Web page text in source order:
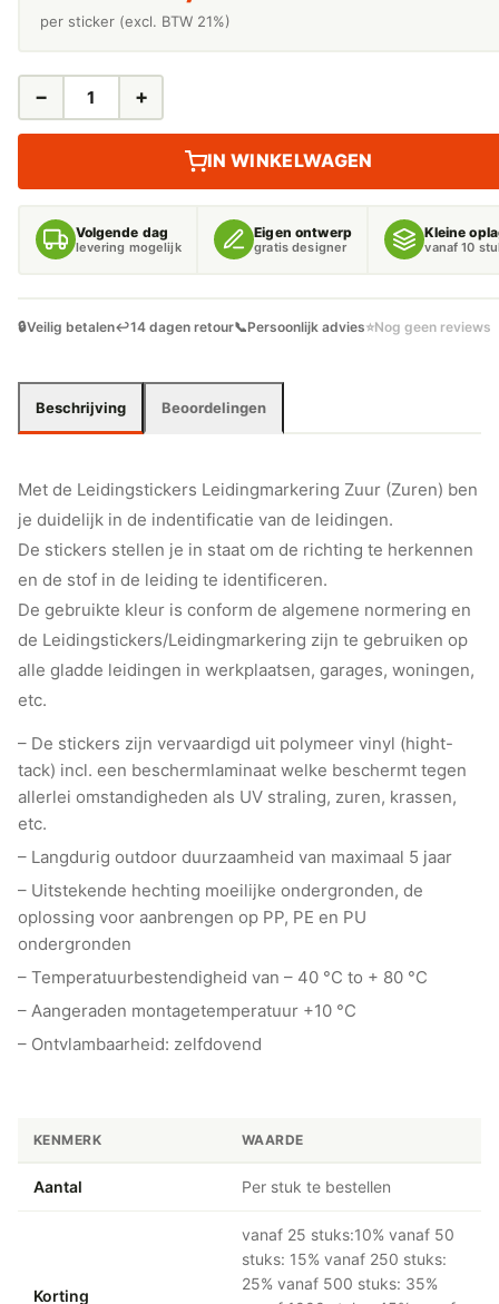
per sticker (excl. BTW 21%)
LEIDINGSTICKERS
− +
IN WINKELWAGEN
Volgende dag
levering mogelijk
Eigen ontwerp
gratis designer
Kleine
vanaf 10
🔒Veilig betalen↩️14 dagen retour📞Persoonlijk advies⭐Nog geen reviews
Beschrijving Beoordelingen
Met de Leidingstickers Leidingmarkering Zuur (Zuren) ben
je duidelijk in de indentificatie van de leidingen.
De stickers stellen je in staat om de richting te herkennen
en de stof in de leiding te identificeren.
De gebruikte kleur is conform de algemene normering en
de Leidingstickers/Leidingmarkering zijn te gebruiken op
alle gladde leidingen in werkplaatsen, garages, woningen,
etc.
– De stickers zijn vervaardigd uit polymeer vinyl (hight-
tack) incl. een beschermlaminaat welke beschermt tegen
allerlei omstandigheden als UV straling, zuren, krassen,
etc.
– Langdurig outdoor duurzaamheid van maximaal 5 jaar
– Uitstekende hechting moeilijke ondergronden, de
oplossing voor aanbrengen op PP, PE en PU
ondergronden
– Temperatuurbestendigheid van – 40 °C to + 80 °C
– Aangeraden montagetemperatuur +10 °C
– Ontvlambaarheid: zelfdovend
KENMERK WAARDE
Aantal Per stuk te bestellen
Korting
vanaf 25 stuks:10% vanaf 50
stuks: 15% vanaf 250 stuks:
25% vanaf 500 stuks: 35%